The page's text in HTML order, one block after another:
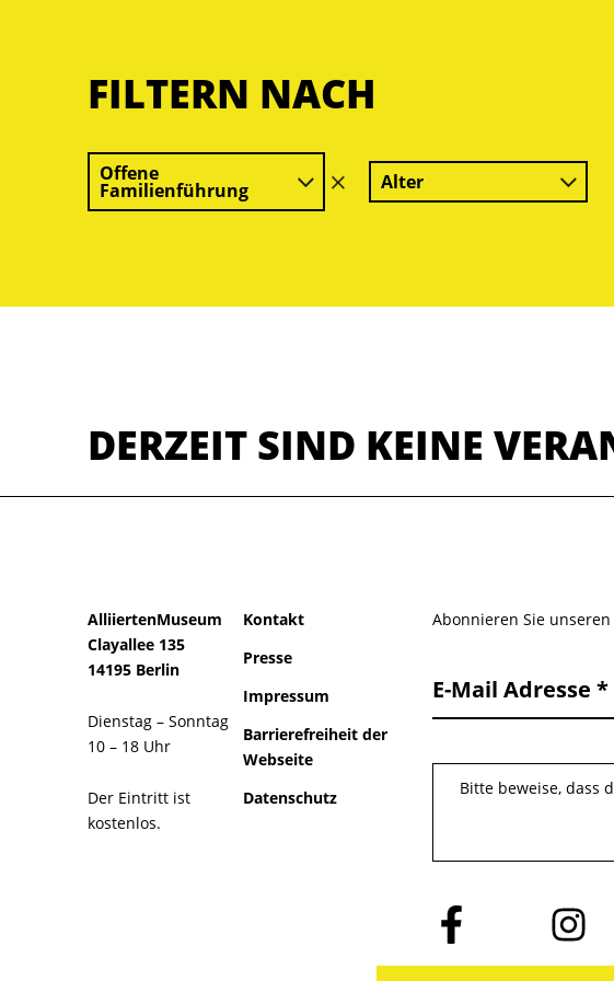
FILTERN NACH
Offene
Familienführung
Filter
löschen
Alter
DERZEIT SIND KEINE
AlliiertenMuseum
Clayallee 135
14195 Berlin
Dienstag – Sonntag
10 – 18 Uhr
Der Eintritt ist
kostenlos.
Kontakt
Presse
Impressum
Barrierefreiheit der
Webseite
Datenschutz
Abonnieren Sie
E-Mail Adresse
Bitte beweise, dass
Folge
uns
auf
Folge
uns
auf